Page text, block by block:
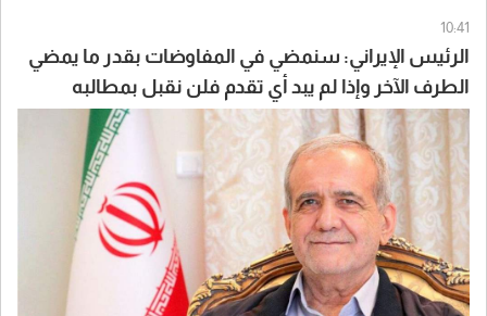
10:41
الرئيس الإيراني: سنمضي في المفاوضات بقدر ما يمضي
الطرف الآخر وإذا لم يبد أي تقدم فلن نقبل بمطالبه